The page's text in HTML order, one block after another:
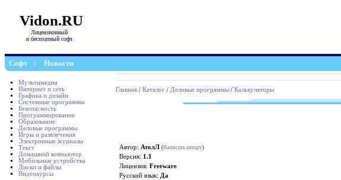
Vidon.RU
Лицензионный
и бесплатный софт
Софт | Новости
Мультимедиа
Интернет и сеть
Графика и дизайн
Системные программы
Безопасность
Программирование
Образование
Деловые программы
Игры и развлечения
Электронные журналы
Текст
Домашний компьютер
Мобильные устройства
Диски и файлы
Видеокурсы
Главная / Каталог / Деловые программы / Калькуляторы
Автор: АтолЛ (Написать автору)
Версия: 1.1
Лицензия: Freeware
Русский язык: Да